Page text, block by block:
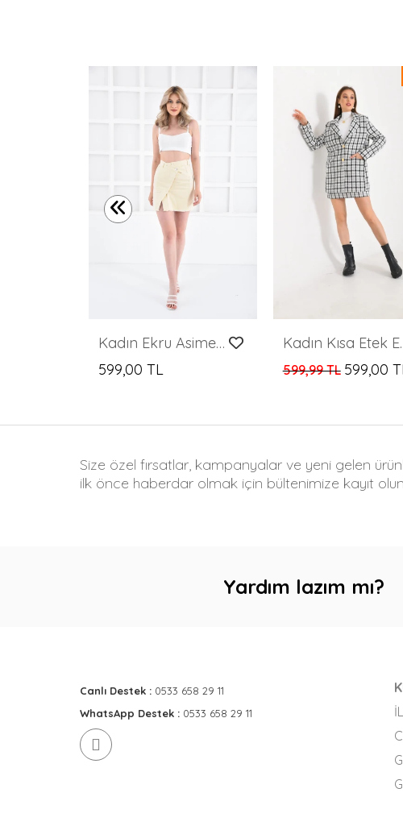
Kadın Ekru Asimetrik Önü Düğmeli Yırmaçlı Midi Boy Tarz Kot Jean Etek
599,00 TL
Kadın Kısa
599,99 TL 599,00
Size özel fırsatlar, kampanyalar ve yeni gelen
ilk önce haberdar olmak için bültenimize kayıt olun
Yardım lazım mı?
Canlı Destek : 0533 658 29 11
WhatsApp Destek : 0533 658 29 11